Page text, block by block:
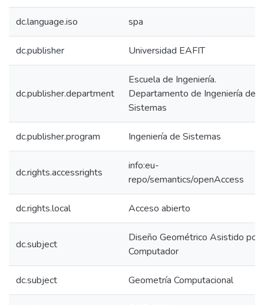
dc.language.iso spa
dc.publisher Universidad EAFIT
dc.publisher.department
Escuela de Ingeniería.
Departamento de Ingeniería de
Sistemas
dc.publisher.program Ingeniería de Sistemas
dc.rights.accessrights
info:eu-
repo/semantics/openAccess
dc.rights.local Acceso abierto
dc.subject
Diseño Geométrico Asistido por
Computador
dc.subject Geometría Computacional